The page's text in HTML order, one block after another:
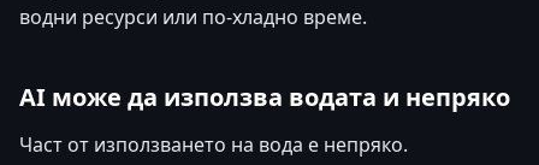
водни ресурси или по-хладно време.
AI може да използва водата и непряко
Част от използването на вода е непряко.